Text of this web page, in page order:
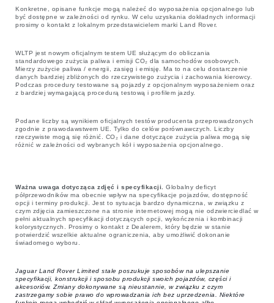
Konkretne, opisane funkcje mogą należeć do wyposażenia opcjonalnego lub
być dostępne w zależności od rynku. W celu uzyskania dokładnych informacji
prosimy o kontakt z lokalnym przedstawicielem marki Land Rover.
WLTP jest nowym oficjalnym testem UE służącym do obliczania
standardowego zużycia paliwa i emisji CO₂ dla samochodów osobowych.
Mierzy zużycie paliwa / energii, zasięg i emisję. Ma to na celu dostarczenie
danych bardziej zbliżonych do rzeczywistego zużycia i zachowania kierowcy.
Podczas procedury testowane są pojazdy z opcjonalnym wyposażeniem oraz
z bardziej wymagającą procedurą testową i profilem jazdy.
Podane liczby są wynikiem oficjalnych testów producenta przeprowadzonych
zgodnie z prawodawstwem UE. Tylko do celów porównawczych. Liczby
rzeczywiste mogą się różnić. CO₂ i dane dotyczące zużycia paliwa mogą się
różnić w zależności od wybranych kół i wyposażenia opcjonalnego.
Ważna uwaga dotycząca zdjęć i specyfikacji. Globalny deficyt
półprzewodników ma obecnie wpływ na specyfikacje pojazdów, dostępność
opcji i terminy produkcji. Jest to sytuacja bardzo dynamiczna, w związku z
czym zdjęcia zamieszczone na stronie internetowej mogą nie odzwierciedlać w
pełni aktualnych specyfikacji dotyczących opcji, wykończenia i kombinacji
kolorystycznych. Prosimy o kontakt z Dealerem, który będzie w stanie
potwierdzić wszelkie aktualne ograniczenia, aby umożliwić dokonanie
świadomego wyboru.
Jaguar Land Rover Limited stale poszukuje sposobów na ulepszanie
specyfikacji, konstrukcji i sposobu produkcji swoich pojazdów, części i
akcesoriów. Zmiany dokonywane są nieustannie, w związku z czym
zastrzegamy sobie prawo do wprowadzania ich bez uprzedzenia. Niektóre